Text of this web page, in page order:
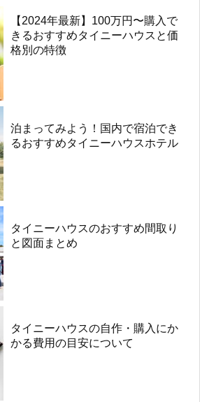
【2024年最新】100万円〜購入で
きるおすすめタイニーハウスと価
格別の特徴
泊まってみよう！国内で宿泊でき
るおすすめタイニーハウスホテル
タイニーハウスのおすすめ間取り
と図面まとめ
タイニーハウスの自作・購入にか
かる費用の目安について